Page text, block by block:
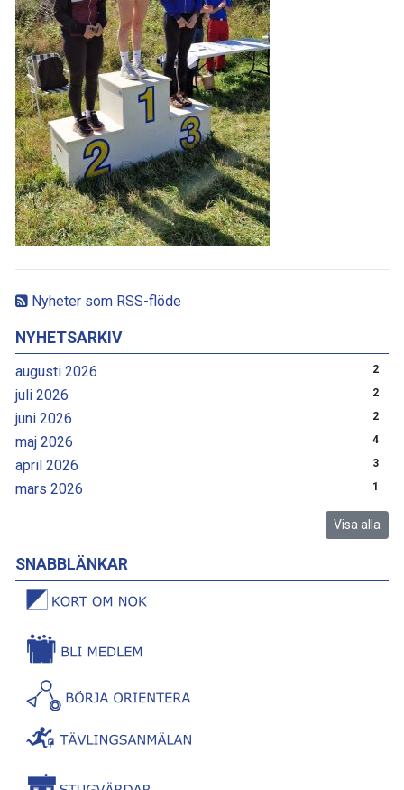
Nyheter som RSS-flöde
NYHETSARKIV
augusti 2026 2
juli 2026 2
juni 2026 2
maj 2026 4
april 2026 3
mars 2026 1
Visa alla
SNABBLÄNKAR